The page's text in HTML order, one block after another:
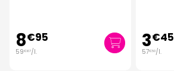
8€95
59€67/l. 3€45
57€50/l.